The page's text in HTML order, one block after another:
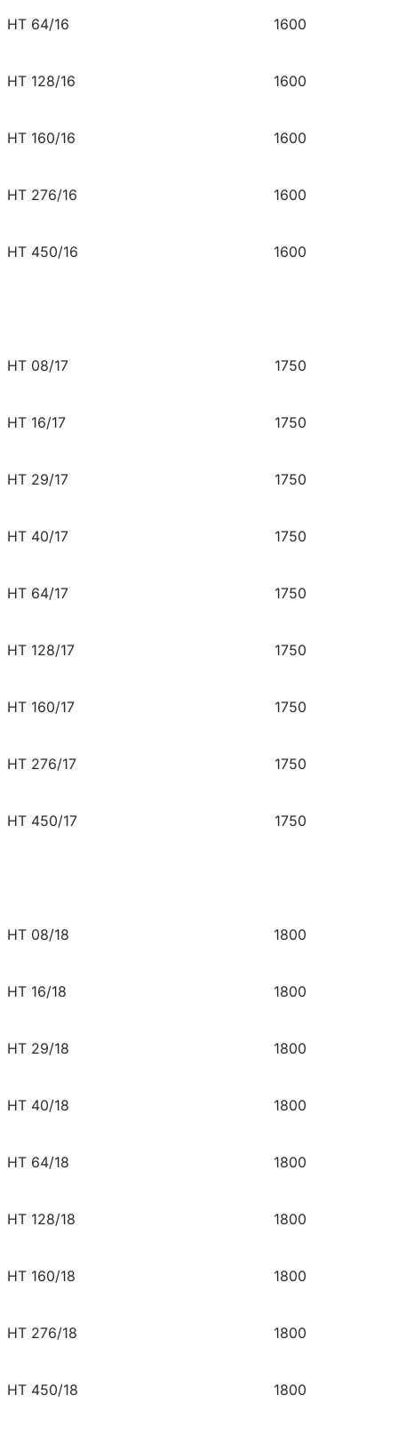
HT 64/16 1600
HT 128/16 1600
HT 160/16 1600
HT 276/16 1600
HT 450/16 1600
HT 08/17 1750
HT 16/17 1750
HT 29/17 1750
HT 40/17 1750
HT 64/17 1750
HT 128/17 1750
HT 160/17 1750
HT 276/17 1750
HT 450/17 1750
HT 08/18 1800
HT 16/18 1800
HT 29/18 1800
HT 40/18 1800
HT 64/18 1800
HT 128/18 1800
HT 160/18 1800
HT 276/18 1800
HT 450/18 1800